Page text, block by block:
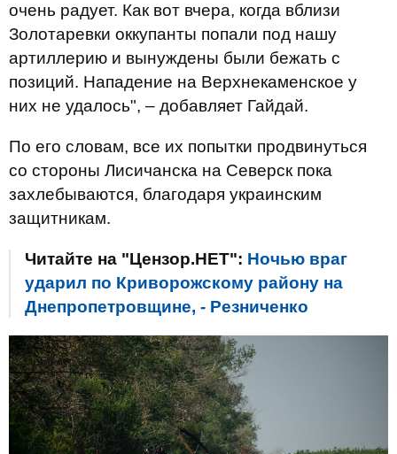
очень радует. Как вот вчера, когда вблизи
Золотаревки оккупанты попали под нашу
артиллерию и вынуждены были бежать с
позиций. Нападение на Верхнекаменское у
них не удалось", – добавляет Гайдай.
По его словам, все их попытки продвинуться
со стороны Лисичанска на Северск пока
захлебываются, благодаря украинским
защитникам.
Читайте на "Цензор.НЕТ": Ночью враг
ударил по Криворожскому району на
Днепропетровщине, - Резниченко